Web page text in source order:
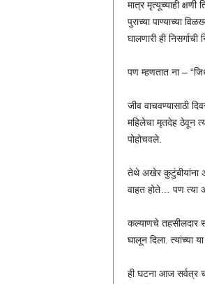
मात्र मृत्यूच्याही
पुराच्या पाण्याच्या
घालणारी ही निसर्गाची
पण म्हणतात ना –
जीव वाचवण्यासाठी
महिलेचा मृतदेह ठेवून
पोहोचवले.
तेथे अखेर कुटुंबीयांना
वाहत होते… पण त्या
कल्याणचे तहसीलदार
घालून दिला. त्यांच्या
ही घटना आज सर्वत्र